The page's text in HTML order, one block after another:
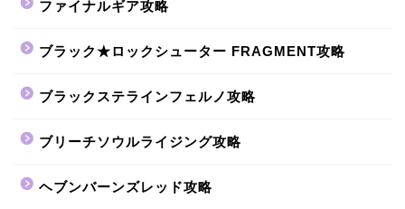
ファイナルギア攻略
ブラック★ロックシューター FRAGMENT攻略
ブラックステラインフェルノ攻略
ブリーチソウルライジング攻略
ヘブンバーンズレッド攻略